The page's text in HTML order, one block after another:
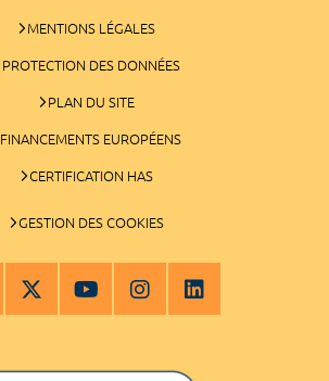
MENTIONS LÉGALES
PROTECTION DES DONNÉES
PLAN DU SITE
FINANCEMENTS EUROPÉENS
CERTIFICATION HAS
GESTION DES COOKIES